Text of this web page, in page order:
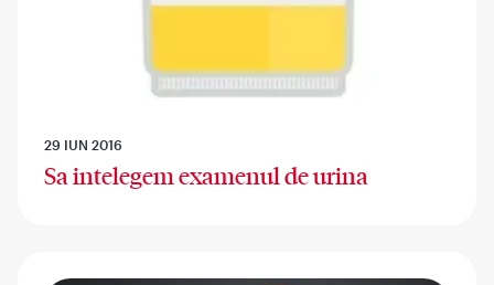
29 IUN 2016
Sa intelegem examenul de urina